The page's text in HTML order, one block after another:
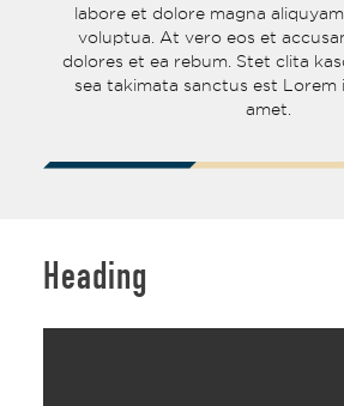
labore et dolore magna
voluptua. At vero eos et
dolores et ea rebum. Stet clita
sea takimata sanctus est Lorem
amet.
Heading